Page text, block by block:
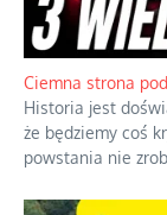
Ciemna strona
Historia jest
że będziemy coś
powstania nie